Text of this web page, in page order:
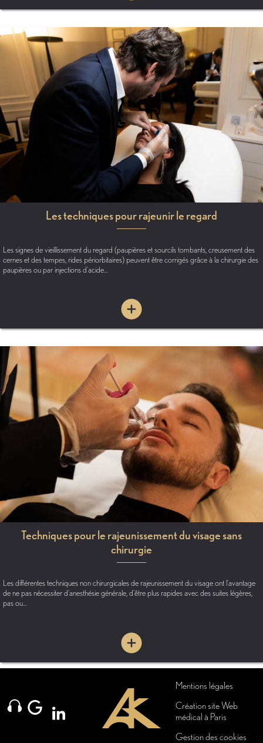
Les techniques pour rajeunir le regard
Les signes de vieillissement du regard (paupières et sourcils tombants, creusement des
cernes et des tempes, rides périorbitaires) peuvent être corrigés grâce à la chirurgie des
paupières ou par injections d'acide…
Techniques pour le rajeunissement du visage sans
chirurgie
Les différentes techniques non chirurgicales de rajeunissement du visage ont l’avantage
de ne pas nécessiter d’anesthésie générale, d’être plus rapides avec des suites légères,
pas ou…
Mentions légales
Création site Web
médical à Paris
Gestion des cookies